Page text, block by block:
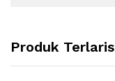
Produk Terlaris